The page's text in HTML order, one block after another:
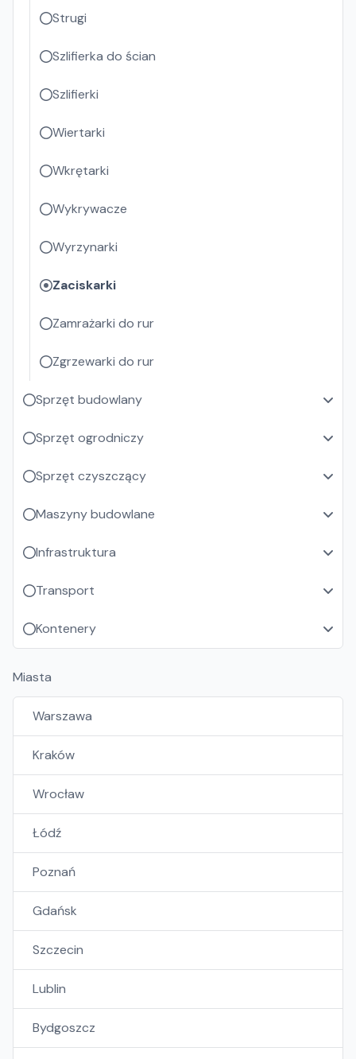
Strugi
Szlifierka do ścian
Szlifierki
Wiertarki
Wkrętarki
Wykrywacze
Wyrzynarki
Zaciskarki
Zamrażarki do rur
Zgrzewarki do rur
Sprzęt budowlany
Sprzęt ogrodniczy
Sprzęt czyszczący
Maszyny budowlane
Infrastruktura
Transport
Kontenery
Miasta
Warszawa
Kraków
Wrocław
Łódź
Poznań
Gdańsk
Szczecin
Lublin
Bydgoszcz